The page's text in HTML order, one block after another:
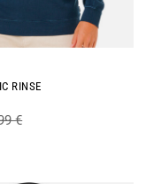
RINSE
€